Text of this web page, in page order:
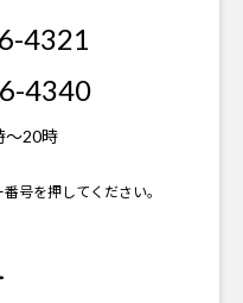
4321
4340
～20時
号を押してください。